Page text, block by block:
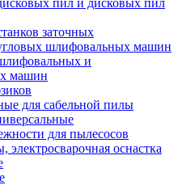
пил и дисковых пил
заточных
шлифовальных машин
и
машин
для сабельной пилы
для пылесосов
оснастка